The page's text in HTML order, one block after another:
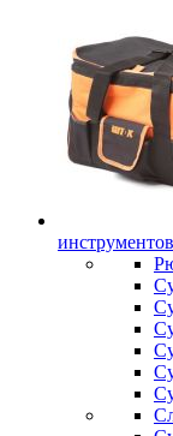
инструментов